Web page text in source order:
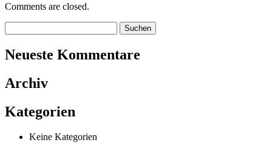
Comments are closed.
Neueste Kommentare
Archiv
Kategorien
Keine Kategorien